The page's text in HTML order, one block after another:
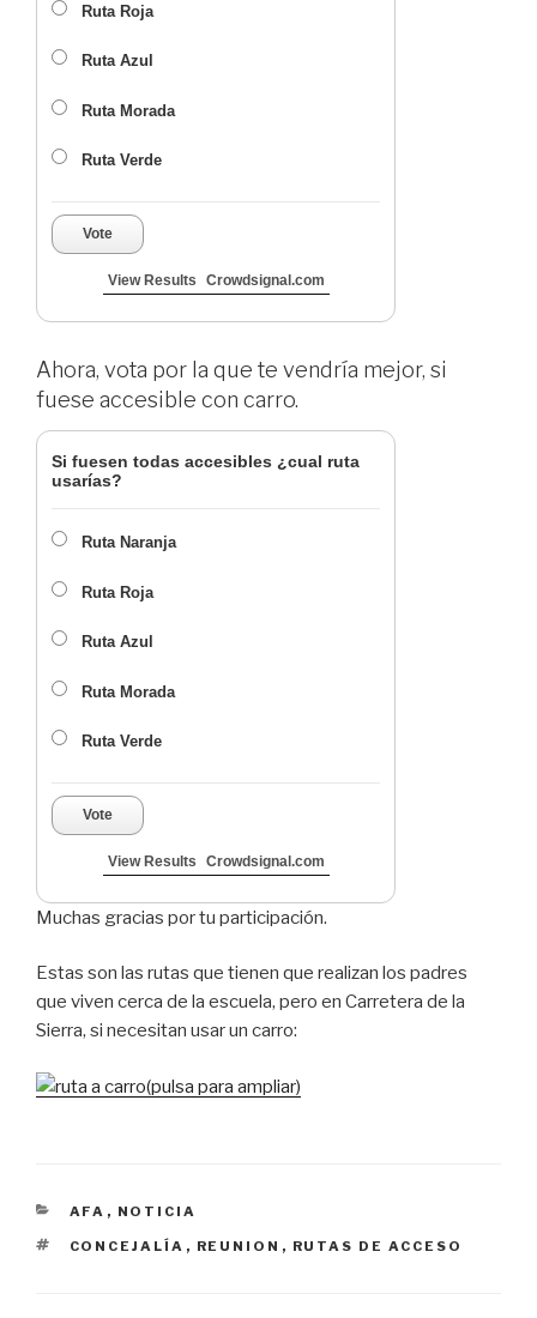
Ruta Roja
Ruta Azul
Ruta Morada
Ruta Verde
Vote
View Results Crowdsignal.com
Ahora, vota por la que te vendría mejor, si
fuese accesible con carro.
Si fuesen todas accesibles ¿cual ruta
usarías?
Ruta Naranja
Ruta Roja
Ruta Azul
Ruta Morada
Ruta Verde
Vote
View Results Crowdsignal.com
Muchas gracias por tu participación.
Estas son las rutas que tienen que realizan los padres
que viven cerca de la escuela, pero en Carretera de la
Sierra, si necesitan usar un carro:
(pulsa para ampliar)
CATEGORÍAS
AFA , NOTICIA
ETIQUETAS
CONCEJALÍA , REUNION , RUTAS DE ACCESO